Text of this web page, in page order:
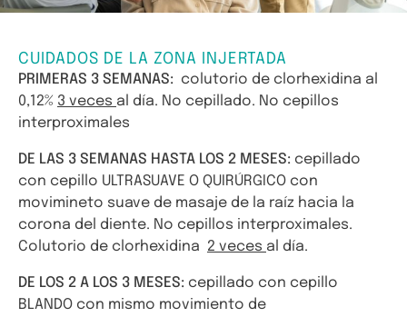
CUIDADOS DE LA ZONA INJERTADA
PRIMERAS 3 SEMANAS: colutorio de clorhexidina al
0,12% 3 veces al día. No cepillado. No cepillos
interproximales
DE LAS 3 SEMANAS HASTA LOS 2 MESES: cepillado
con cepillo ULTRASUAVE O QUIRÚRGICO con
movimineto suave de masaje de la raíz hacia la
corona del diente. No cepillos interproximales.
Colutorio de clorhexidina 2 veces al día.
DE LOS 2 A LOS 3 MESES: cepillado con cepillo
BLANDO con mismo movimiento de